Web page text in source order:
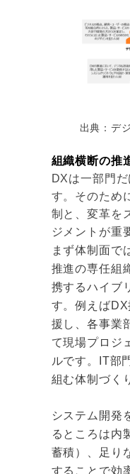
出典：デ
組織横断の推
DXは一部門
す。そのため
制と、変革を
ジメントが重
まず体制面で
推進の専任組
携するハイブ
す。例えば
援し、各事業
て現場プロジ
ルです。IT部
組む体制づく
システム開発
るところは内
蓄積）、足り
することで効